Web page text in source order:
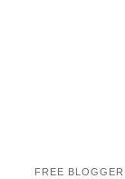
FREE